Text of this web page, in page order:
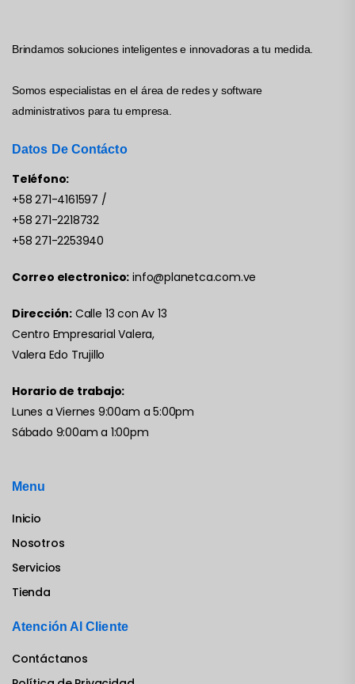
Brindamos soluciones inteligentes e innovadoras a tu medida.
Somos especialistas en el área de redes y software
administrativos para tu empresa.
Datos De Contácto
Teléfono:
+58 271-4161597 /
+58 271-2218732
+58 271-2253940
Correo electronico: info@planetca.com.ve
Dirección: Calle 13 con Av 13
Centro Empresarial Valera,
Valera Edo Trujillo
Horario de trabajo:
Lunes a Viernes 9:00am a 5:00pm
Sábado 9:00am a 1:00pm
Menu
Inicio
Nosotros
Servicios
Tienda
Atención Al Cliente
Contáctanos